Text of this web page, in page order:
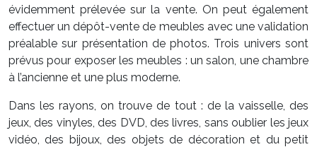
évidemment prélevée sur la vente. On peut également
effectuer un dépôt-vente de meubles avec une validation
préalable sur présentation de photos. Trois univers sont
prévus pour exposer les meubles : un salon, une chambre
à l’ancienne et une plus moderne.
Dans les rayons, on trouve de tout : de la vaisselle, des
jeux, des vinyles, des DVD, des livres, sans oublier les jeux
vidéo, des bijoux, des objets de décoration et du petit